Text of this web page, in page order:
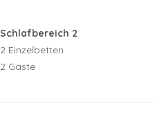
Schlafbereich 2
2 Einzelbetten
2 Gäste